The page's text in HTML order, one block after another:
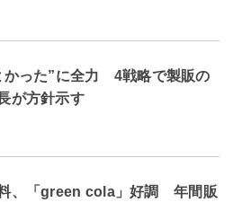
かった”に全力 4戦略で製販の
が方針示す
料、「green cola」好調 年間販